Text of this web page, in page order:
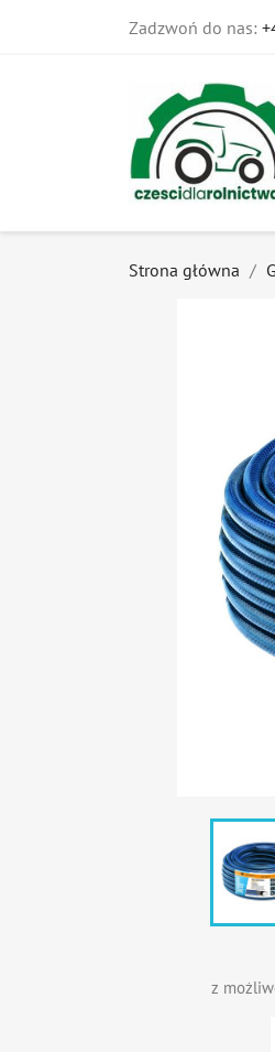
Zadzwoń do nas:
Strona główna
z